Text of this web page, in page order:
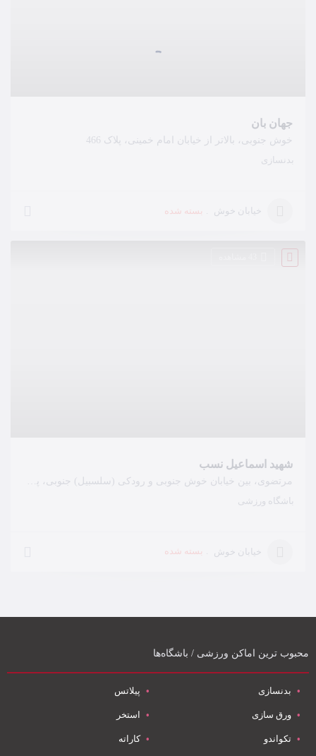
جهان بان
خوش جنوبی، بالاتر از خیابان امام خمینی، پلاک 466
بدنسازی
خیابان خوش بسته شده
شهید اسماعیل نسب
باشگاه ورزشی
خیابان خوش بسته شده
محبوب ترین اماکن ورزشی / باشگاه‌ها
بدنسازی پیلاتس
ورق سازی استخر
تکواندو کاراته